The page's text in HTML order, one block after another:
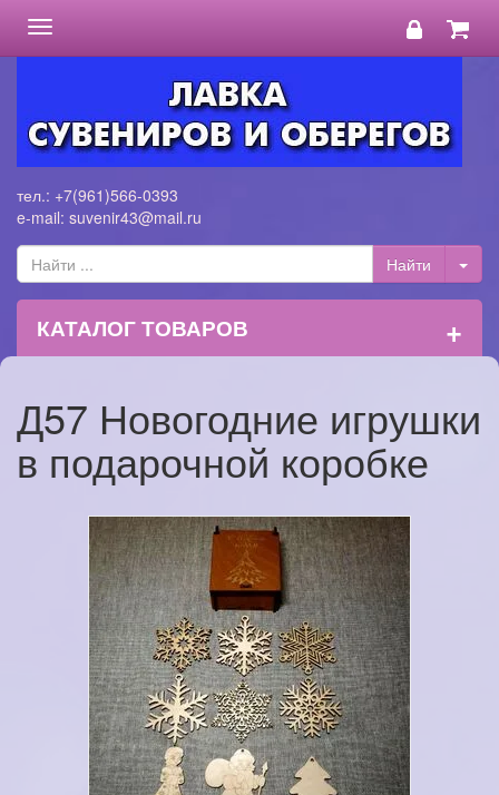
Toggle
navigation
тел.: +7(961)566-0393
e-mail: suvenir43@mail.ru
КАТАЛОГ ТОВАРОВ +
Д57 Новогодние игрушки
в подарочной коробке